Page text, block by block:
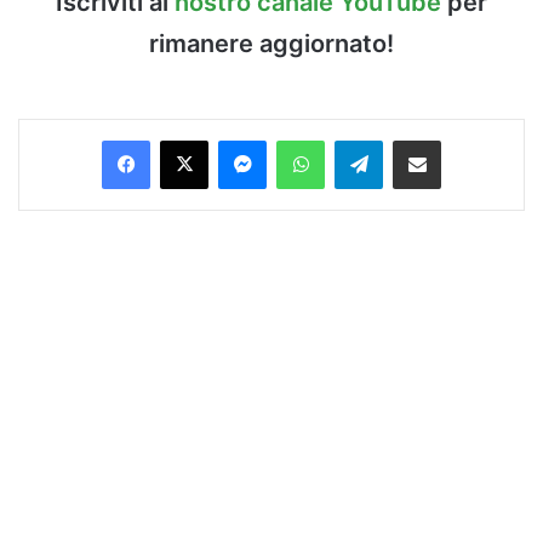
rimanere aggiornato!
Facebook
X MessengerWhatsAppTelegramCondividi via Email